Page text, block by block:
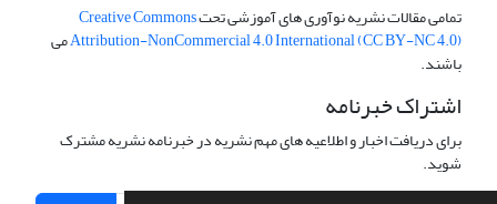
تمامی مقالات نشریه نوآوری های آموزشی تحتCreative Commons
Attribution-NonCommercial 4.0 International (CC BY-NC 4.0)می
باشند.
اشتراک خبرنامه
برای دریافت اخبار و اطلاعیه های مهم نشریه در خبرنامه نشریه مشترک
شوید.